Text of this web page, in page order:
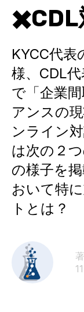
✖️CDL
KYCC代表
様、CDL
で「企業
アンスの
ンライン
は次の２
の様子を
おいて特
トとは？